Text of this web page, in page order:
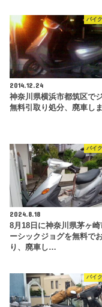
バイ
2014.12.24
神奈川県横浜市都筑区で
無料引取り処分、廃車し
バイ
2024.8.18
8月18日に神奈川県茅ヶ
ーシックジョグを無料で
り、廃車し…
バイ